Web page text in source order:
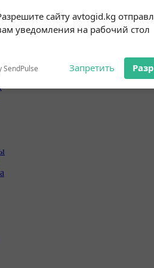
сайту avtogid.kg
уведомления на рабочий стол
SendPulse Запретить
permission prompts, click
must have Cookies enabled.